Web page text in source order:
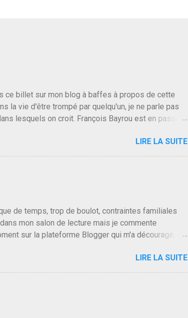
ce billet sur mon blog à baffes à propos de cette
la vie d'être trompé par quelqu'un, je ne parle pas
lesquels on croit. François Bayrou est en passe
de Sarkozy que de Hollande, sinon il serait candidat
ses discours critiques presque sincères
des américains en Normandie. Bayrou
LIRE LA SUITE
de temps, trop de boulot, contraintes familiales
mon salon de lecture mais je commente
sur la plateforme Blogger qui m'a découragé,
l'Europe via l'Ukraine reçoit des troupes de Kim Mes
et d'amour déclenchent l'intifada mondiale après
part je ne peux pas franchement lui en
1700 morts, tu as envie d'exploser la gueule de
LIRE LA SUITE